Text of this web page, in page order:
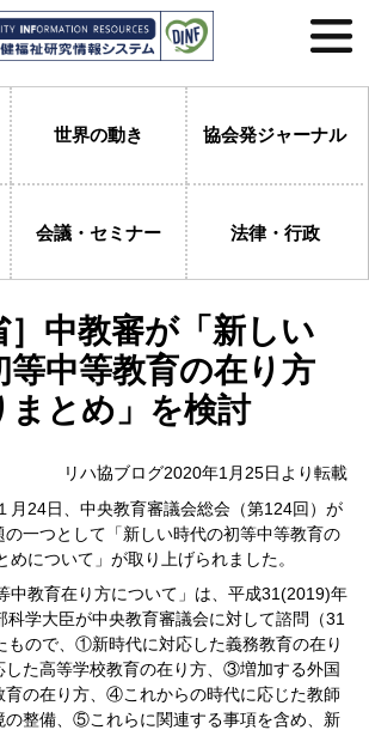
世界の動き 協会発ジャーナル
会議・セミナー 法律・行政
］中教審が「新しい
等中等教育の在り方
まとめ」を検討
リハ協ブログ2020年1月25日より転載
月24日、中央教育審議会総会（第124回）が
一つとして「新しい時代の初等中等教育の
めについて」が取り上げられました。
中教育在り方について」は、平成31(2019)年
科学大臣が中央教育審議会に対して諮問（31
もので、①新時代に対応した義務教育の在り
た高等学校教育の在り方、③増加する外国
育の在り方、④これからの時代に応じた教師
の整備、⑤これらに関連する事項を含め、新